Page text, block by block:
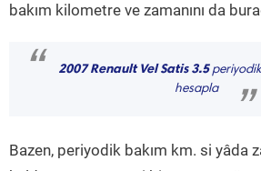
bakım kilometre ve zamanını da
“ 2007 Renault Vel Satis 3.5periyodik
hesapla
”
Bazen, periyodik bakım km. si yâda